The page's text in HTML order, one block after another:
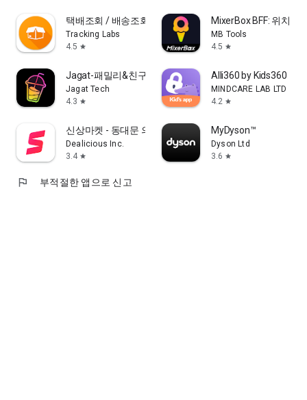
택배조회 / 배송조회
Tracking Labs
4.5 star
MixerBox BFF: 위치추
MB Tools
4.5 star
Jagat-패밀리&친구 찾기
Jagat Tech
4.3 star
Alli360 by Kids360
MINDCARE LAB LTD
4.2 star
신상마켓 - 동대문 의류 도매시장
Dealicious Inc.
3.4 star
MyDyson™
Dyson Ltd
3.6 star
flag 부적절한 앱으로 신고